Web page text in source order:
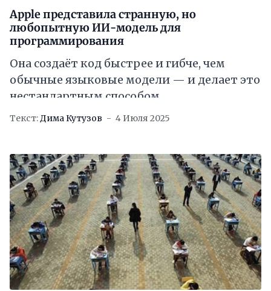
Apple представила странную, но
любопытную ИИ-модель для
программирования
Она создаёт код быстрее и гибче, чем
обычные языковые модели — и делает это
нестандартным способом
Текст:Дима Кутузов 4 Июля 2025